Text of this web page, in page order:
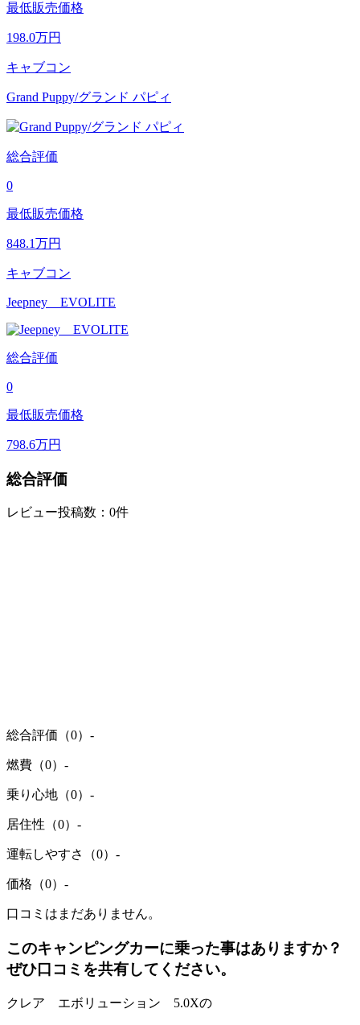
最低販売価格
198.0万円
キャブコン
Grand Puppy/グランド パピィ
総合評価
0
最低販売価格
848.1万円
キャブコン
Jeepney EVOLITE
総合評価
0
最低販売価格
798.6万円
総合評価
レビュー投稿数：0件
総合評価（0） -
燃費（0） -
乗り心地（0） -
居住性（0） -
運転しやすさ（0） -
価格（0） -
口コミはまだありません。
このキャンピングカーに乗った事はありますか？
ぜひ口コミを共有してください。
クレア エボリューション 5.0Xの